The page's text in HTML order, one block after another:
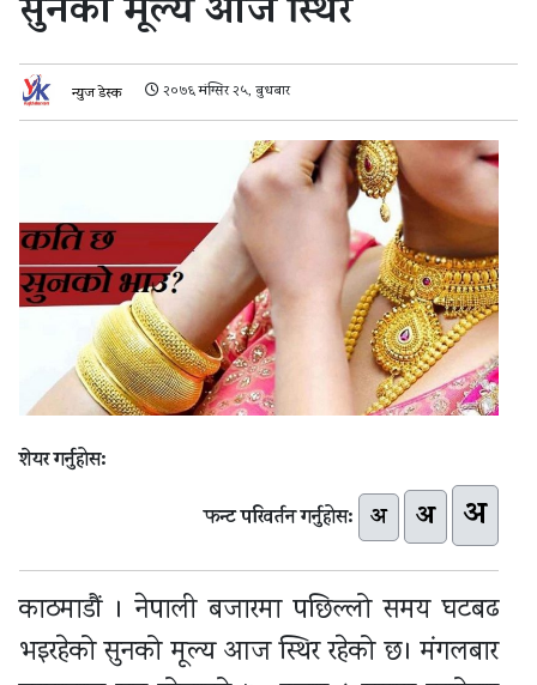
सुनको मूल्य आज स्थिर
न्युज डेस्क २०७६ मंग्सिर २५, बुधबार
शेयर गर्नुहोस:
फन्ट परिवर्तन गर्नुहोस: अ अ अ
काठमाडौं । नेपाली बजारमा पछिल्लो समय घटबढ
भइरहेको सुनको मूल्य आज स्थिर रहेको छ। मंगलबार